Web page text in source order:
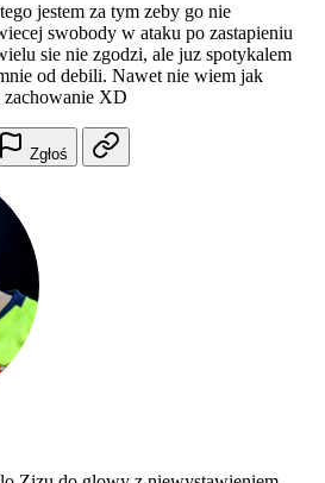
jestem za tym zeby go nie
swobody w ataku po zastapieniu
sie nie zgodzi, ale juz spotykalem
od debili. Nawet nie wiem jak
zachowanie XD
Zgłoś